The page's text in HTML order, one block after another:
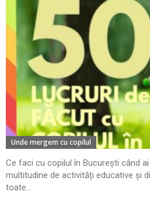
Unde mergem cu copilul
Ce faci cu copilul în București când
multitudine de activități educative și
toate...